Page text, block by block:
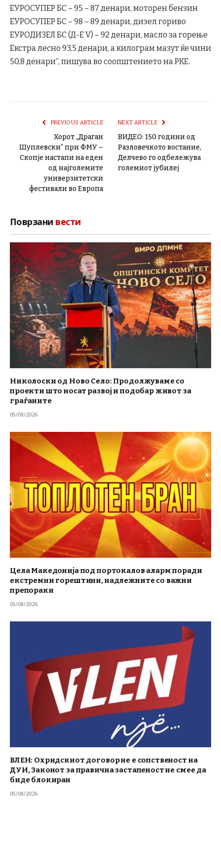
ЕУРОСУПЕР БС – 95 – 87 денари, моторен бензин
ЕУРОСУПЕР БС – 98 – 89 денари, дизел гориво
ЕУРОДИЗЕЛ БС (Д-Е V) – 92 денари, масло за горење
Екстра лесно 93,5 денари, а килограм мазут ќе чини
50,8 денари“, пишува во соопштението на РКЕ.
PREVIOUS ARTICLE
Хорот „Драган
Шуплевски“ при ФМУ –
Скопје настапи на еден
од најголемите
универзитетски
фестивали во Европа
NEXT ARTICLE
ВИДЕО: 150 години од
Разловечкото востание,
Делчево го одбележува
големиот јубилеј
Поврзани вести
Николоски од Ново Село: Продолжуваме со
проекти што носат развој и подобар живот за
граѓаните
05/08/2026
Цела Македонија под портокалов аларм поради
екстремни горештини, надлежните со важни
препораки
05/08/2026
ВЛЕН: Охридскиот договор не е сопственост на
ДУИ, Законот за правична застапеност не смее да
биде блокиран
05/08/2026